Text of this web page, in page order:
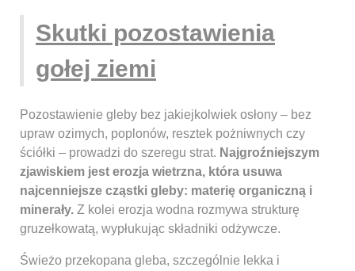
Skutki pozostawienia
gołej ziemi
Pozostawienie gleby bez jakiejkolwiek osłony – bez
upraw ozimych, poplonów, resztek pożniwnych czy
ściółki – prowadzi do szeregu strat. Najgroźniejszym
zjawiskiem jest erozja wietrzna, która usuwa
najcenniejsze cząstki gleby: materię organiczną i
minerały. Z kolei erozja wodna rozmywa strukturę
gruzełkowatą, wypłukując składniki odżywcze.
Świeżo przekopana gleba, szczególnie lekka i